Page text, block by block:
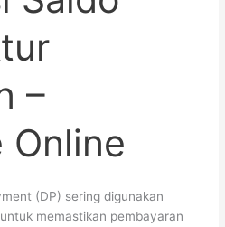
–
Online
(DP) sering digunakan
memastikan pembayaran